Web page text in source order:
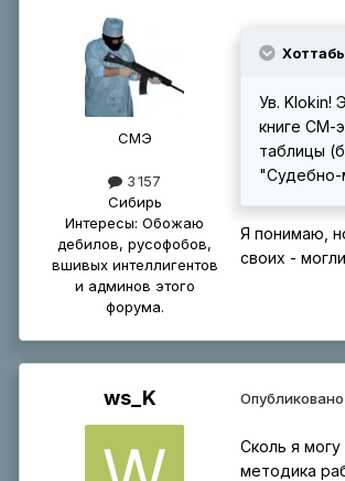
СМЭ
3 157
Сибирь
Интересы: Обожаю
дебилов, русофобов,
вшивых интеллигентов
и админов этого
форума.
Ув. Klokin!
книге СМ-
таблицы
"Судебно-
Я понимаю,
своих -
ws_K Опубликовано
Сколь я
методика